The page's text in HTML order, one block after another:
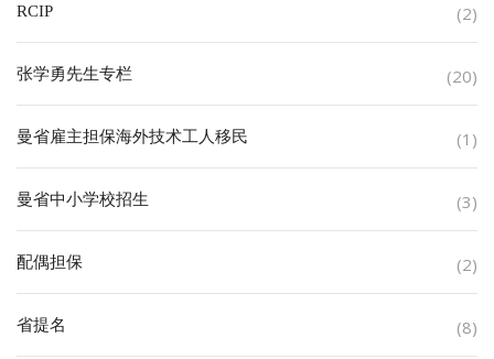
RCIP (2)
张学勇先生专栏 (20)
曼省雇主担保海外技术工人移民 (1)
曼省中小学校招生 (3)
配偶担保 (2)
省提名 (8)